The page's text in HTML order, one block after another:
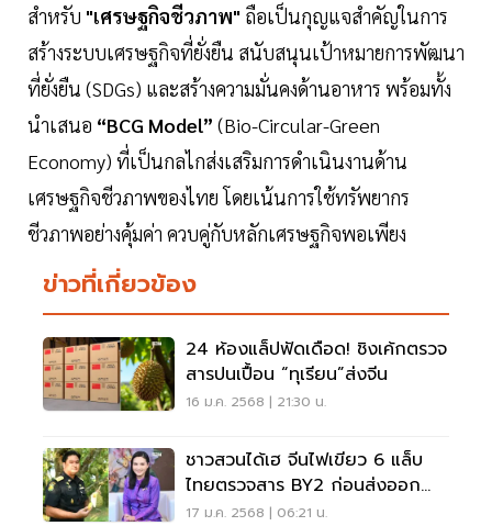
สำหรับ "เศรษฐกิจชีวภาพ" ถือเป็นกุญแจสำคัญในการ
สร้างระบบเศรษฐกิจที่ยั่งยืน สนับสนุนเป้าหมายการพัฒนา
ที่ยั่งยืน (SDGs) และสร้างความมั่นคงด้านอาหาร พร้อมทั้ง
นำเสนอ “BCG Model” (Bio-Circular-Green
Economy) ที่เป็นกลไกส่งเสริมการดำเนินงานด้าน
เศรษฐกิจชีวภาพของไทย โดยเน้นการใช้ทรัพยากร
ชีวภาพอย่างคุ้มค่า ควบคู่กับหลักเศรษฐกิจพอเพียง
ข่าวที่เกี่ยวข้อง
24 ห้องแล็ปฟัดเดือด! ชิงเค้กตรวจ
สารปนเปื้อน “ทุเรียน”ส่งจีน
16 ม.ค. 2568 | 21:30 น.
ชาวสวนได้เฮ จีนไฟเขียว 6 แล็บ
ไทยตรวจสาร BY2 ก่อนส่งออก
ทุเรียน
17 ม.ค. 2568 | 06:21 น.